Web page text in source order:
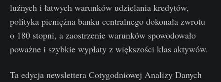
luźnych i łatwych warunków udzielania kredytów,
polityka pieniężna banku centralnego dokonała zwrotu
o 180 stopni, a zaostrzenie warunków spowodowało
poważne i szybkie wypłaty z większości klas aktywów.
Ta edycja newslettera Cotygodniowej Analizy Danych